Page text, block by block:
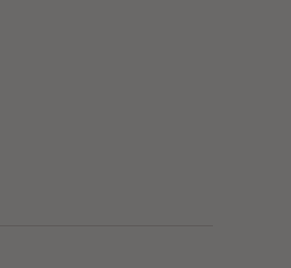
in Aneurysm Treatment